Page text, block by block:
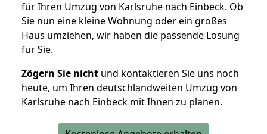
für Ihren Umzug von Karlsruhe nach Einbeck. Ob
Sie nun eine kleine Wohnung oder ein großes
Haus umziehen, wir haben die passende Lösung
für Sie.
Zögern Sie nicht und kontaktieren Sie uns noch
heute, um Ihren deutschlandweiten Umzug von
Karlsruhe nach Einbeck mit Ihnen zu planen.